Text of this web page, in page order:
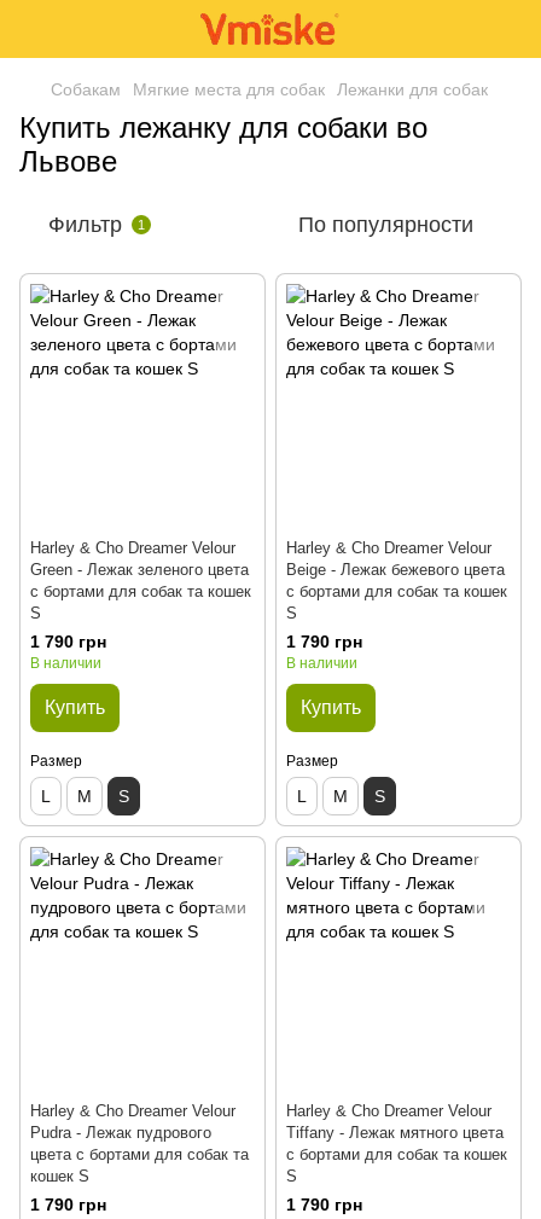
Собакам Мягкие места для собак Лежанки для собак
Купить лежанку для собаки во
Львове
Фильтр 1 По популярности
Harley & Cho Dreamer Velour
Green - Лежак зеленого цвета
с бортами для собак та кошек
S
1 790 грн
В наличии
Купить
Размер
L M S
Harley & Cho Dreamer Velour
Beige - Лежак бежевого цвета
с бортами для собак та кошек
S
1 790 грн
В наличии
Купить
Размер
L M S
Harley & Cho Dreamer Velour
Pudra - Лежак пудрового
цвета с бортами для собак та
кошек S
1 790 грн
Harley & Cho Dreamer Velour
Tiffany - Лежак мятного цвета
с бортами для собак та кошек
S
1 790 грн